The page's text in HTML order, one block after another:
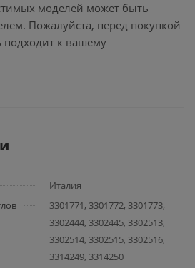
моделей может быть
Пожалуйста, перед покупкой
подходит к вашему
Италия
3301771, 3301772, 3301773,
3302444, 3302445, 3302513,
3302514, 3302515, 3302516,
3314249, 3314250